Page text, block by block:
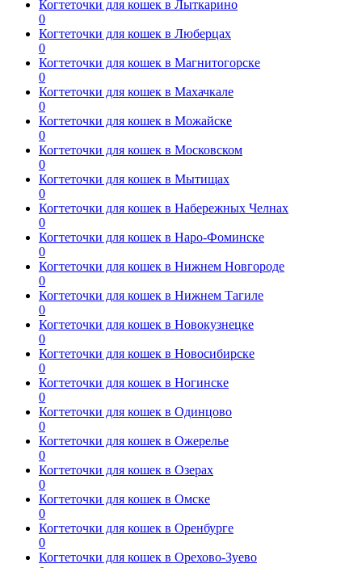
Когтеточки для кошек в Лыткарино
0
Когтеточки для кошек в Люберцах
0
Когтеточки для кошек в Магнитогорске
0
Когтеточки для кошек в Махачкале
0
Когтеточки для кошек в Можайске
0
Когтеточки для кошек в Московском
0
Когтеточки для кошек в Мытищах
0
Когтеточки для кошек в Набережных Челнах
0
Когтеточки для кошек в Наро-Фоминске
0
Когтеточки для кошек в Нижнем Новгороде
0
Когтеточки для кошек в Нижнем Тагиле
0
Когтеточки для кошек в Новокузнецке
0
Когтеточки для кошек в Новосибирске
0
Когтеточки для кошек в Ногинске
0
Когтеточки для кошек в Одинцово
0
Когтеточки для кошек в Ожерелье
0
Когтеточки для кошек в Озерах
0
Когтеточки для кошек в Омске
0
Когтеточки для кошек в Оренбурге
0
Когтеточки для кошек в Орехово-Зуево